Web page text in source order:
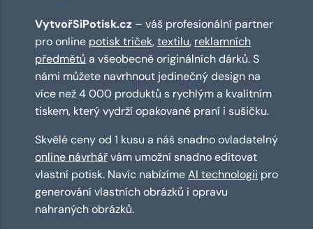
VytvořSiPotisk.cz – váš profesionální partner
pro online potisk triček,textilu, reklamních
předmětů a všeobecně originálních dárků. S
námi můžete navrhnout jedinečný design na
více než 4 000 produktů s rychlým a kvalitním
tiskem, který vydrží opakované praní i sušičku.
Skvělé ceny od 1 kusu a náš snadno ovladatelný
online návrhářvám umožní snadno editovat
vlastní potisk. Navíc nabízímeAI technologii pro
generování vlastních obrázků i opravu
nahraných obrázků.